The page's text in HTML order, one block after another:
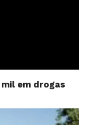
em drogas